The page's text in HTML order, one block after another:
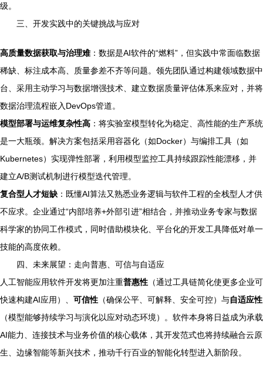
级。
三、开发实践中的关键挑战与应对
高质量数据获取与治理难：数据是AI软件的“燃料”，但实践中常面临数据
稀缺、标注成本高、质量参差不齐等问题。领先团队通过构建领域数据中
台、采用主动学习与数据增强技术、建立数据质量评估体系来应对，并将
数据治理流程嵌入DevOps管道。
模型部署与运维复杂性高 ：将实验室模型转化为稳定、高性能的生产系统
是一大瓶颈。解决方案包括采用容器化（如Docker）与编排工具（如
Kubernetes）实现弹性部署，利用模型监控工具持续跟踪性能漂移，并
建立A/B测试机制进行模型迭代管理。
复合型人才短缺 ：既懂AI算法又熟悉业务逻辑与软件工程的全栈型人才供
不应求。企业通过“内部培养+外部引进”相结合，并推动业务专家与数据
科学家的协同工作模式，同时借助模块化、平台化的开发工具降低对单一
技能的高度依赖。
四、未来展望：走向普惠、可信与自适应
人工智能应用软件开发将更加注重普惠性 （通过工具链简化使更多企业可
快速构建AI应用）、 可信性 （确保公平、可解释、安全可控）与自适应性
（模型能够持续学习与演化以应对动态环境）。软件本身将日益成为承载
AI能力、连接技术与业务价值的核心载体，其开发范式也将持续融合云原
生、边缘智能等新兴技术，推动千行百业的智能化转型进入新阶段。